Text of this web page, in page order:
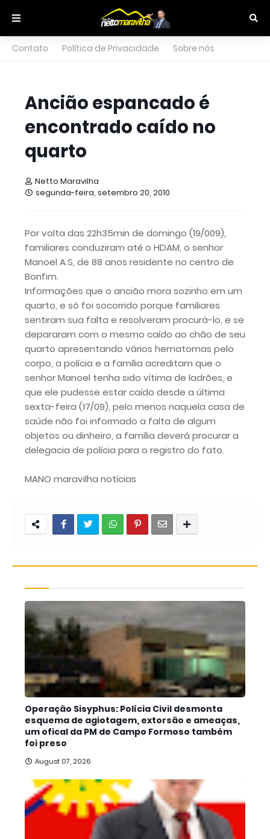
Contato Política de Privacidade Sobre nós
Ancião espancado é
encontrado caído no
quarto
Netto Maravilha
segunda-feira, setembro 20, 2010
Por volta das 22h35min de domingo (19/009),
familiares conduziram até o HDAM, o senhor
Manoel A.S, de 88 anos residente no centro de
Bonfim.
Informações que o ancião mora sozinho em um
quarto, e só foi socorrido porque familiares
sentiram sua falta e resolveram procurá-lo, e se
depararam com o mesmo caído ao chão de seu
quarto apresentando vários hematomas pelo
corpo, a polícia e a família acreditam que o
senhor Manoel tenha sido vítima de ladrões, e
que ele pudesse estar caído desde a última
sexta-feira (17/09), pelo menos naquela casa de
saúde não foi informado a falta de algum
objetos ou dinheiro, a família deverá procurar a
delegacia de polícia para o registro do fato.
MANO maravilha notícias
Operação Sisyphus: Polícia Civil desmonta
esquema de agiotagem, extorsão e ameaças,
um ofical da PM de Campo Formoso também
foi preso
August 07, 2026